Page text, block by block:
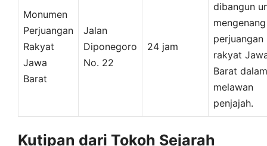
Monumen
Perjuangan
Rakyat
Jawa
Barat
Jalan
Diponegoro
No. 22
24 jam
dibangun
mengenang
perjuangan
rakyat
Barat dalam
melawan
penjajah.
Kutipan dari Tokoh Sejarah